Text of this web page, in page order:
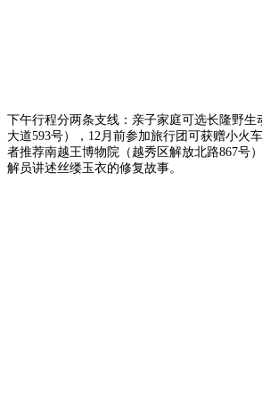
下午行程分两条支线：亲子家庭可选长隆野生
大道593号），12月前参加旅行团可获赠小火
者推荐南越王博物院（越秀区解放北路867号
解员讲述丝缕玉衣的修复故事。